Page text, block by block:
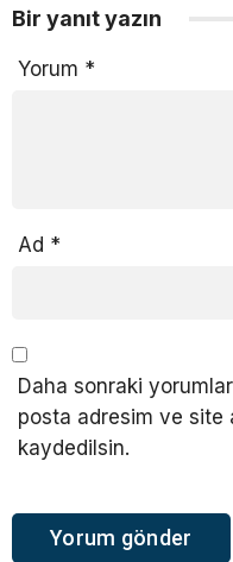
Bir yanıt yazın
Yorum *
Ad *
Daha sonraki
posta adresim ve site
kaydedilsin.